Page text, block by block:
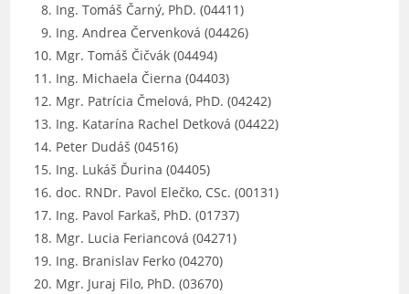
Ing. Tomáš Čarný, PhD. (04411)
Ing. Andrea Červenková (04426)
Mgr. Tomáš Čičvák (04494)
Ing. Michaela Čierna (04403)
Mgr. Patrícia Čmelová, PhD. (04242)
Ing. Katarína Rachel Detková (04422)
Peter Dudáš (04516)
Ing. Lukáš Ďurina (04405)
doc. RNDr. Pavol Elečko, CSc. (00131)
Ing. Pavol Farkaš, PhD. (01737)
Mgr. Lucia Feriancová (04271)
Ing. Branislav Ferko (04270)
Mgr. Juraj Filo, PhD. (03670)